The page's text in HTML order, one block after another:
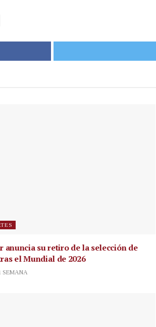
anuncia su retiro de la selección de
el Mundial de 2026
SEMANA